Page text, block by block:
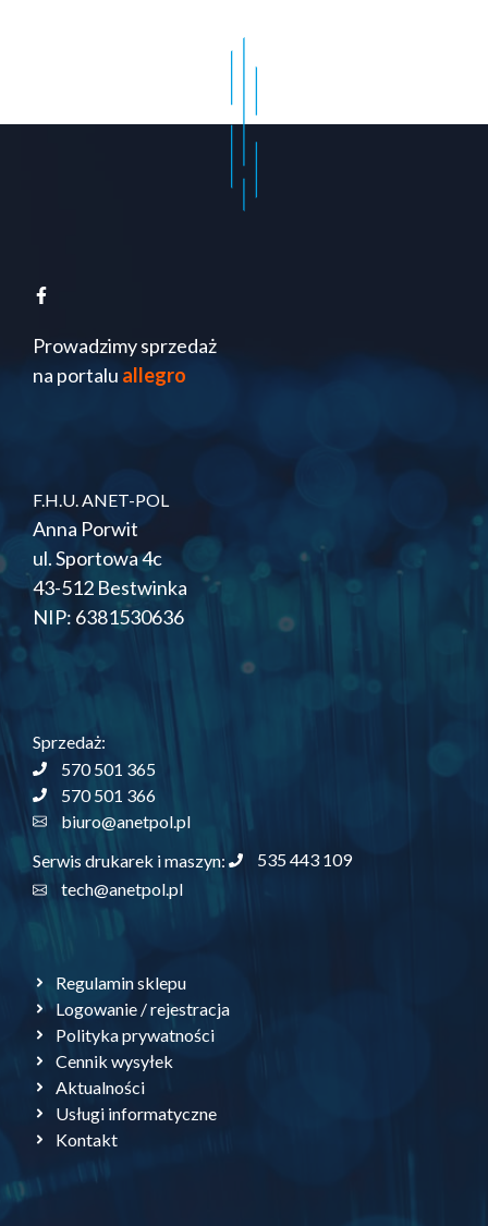
Prowadzimy sprzedaż
na portalu allegro
F.H.U. ANET-POL
Anna Porwit
ul. Sportowa 4c
43-512 Bestwinka
NIP: 6381530636
Sprzedaż:
570 501 365
570 501 366
biuro@anetpol.pl
Serwis drukarek i maszyn:
535 443 109
tech@anetpol.pl
Regulamin sklepu
Logowanie / rejestracja
Polityka prywatności
Cennik wysyłek
Aktualności
Usługi informatyczne
Kontakt